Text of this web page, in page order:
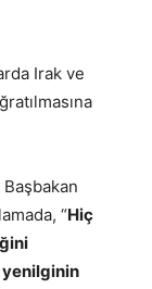
Irak ve
“Hiç
yenilginin